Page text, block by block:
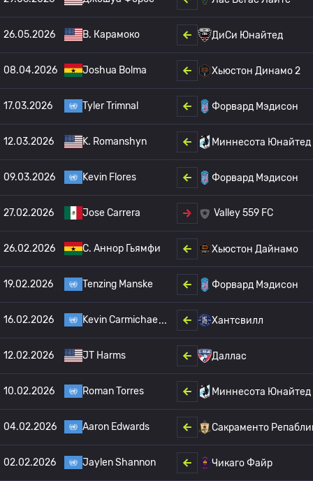
26.05.2026 B. Карамоко ДиСи Юнайтед
08.04.2026 Joshua Bolma Хьюстон Динамо 2
17.03.2026 Tyler Trimnal Форвард Мэдисон
12.03.2026 K. Romanshyn Миннесота Юнайтед
09.03.2026 Kevin Flores Форвард Мэдисон
27.02.2026 Jose Carrera Valley 559 FC
26.02.2026 С. Аннор Гьямфи Хьюстон Дайнамо
19.02.2026 Tenzing Manske Форвард Мэдисон
16.02.2026 Kevin Carmichae Хантсвилл
12.02.2026 JT Harms Даллас
10.02.2026 Roman Torres Миннесота Юнайтед
04.02.2026 Aaron Edwards Сакраменто
02.02.2026 Jaylen Shannon Чикаго Файр